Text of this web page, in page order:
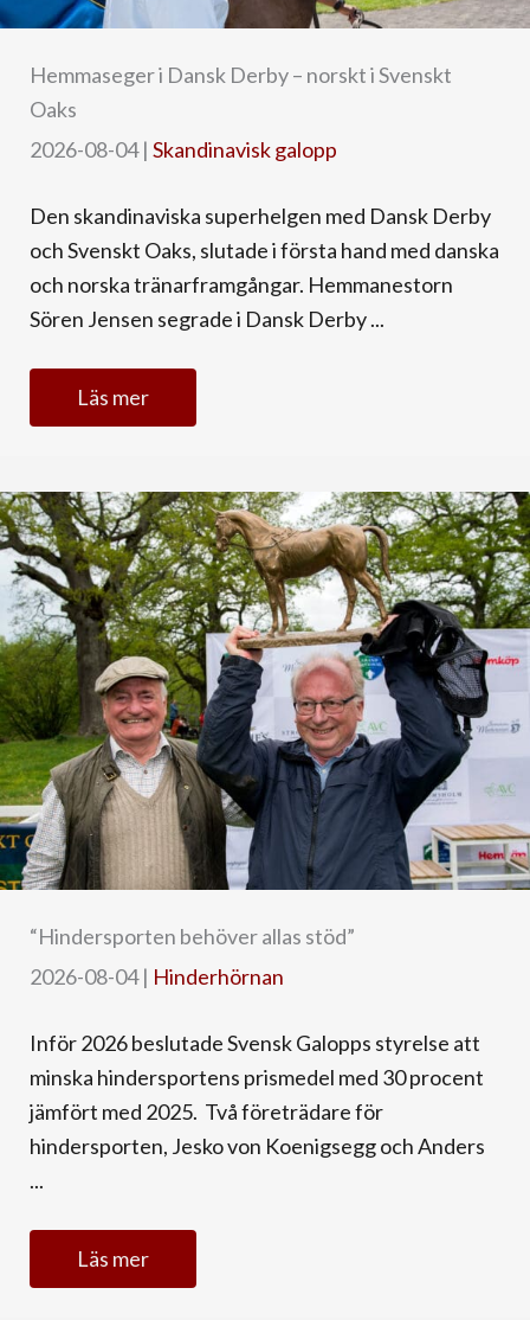
Hemmaseger i Dansk Derby – norskt i Svenskt
Oaks
2026-08-04| Skandinavisk galopp
Den skandinaviska superhelgen med Dansk Derby
och Svenskt Oaks, slutade i första hand med danska
och norska tränarframgångar. Hemmanestorn
Sören Jensen segrade i Dansk Derby ...
Läs mer
“Hindersporten behöver allas stöd”
2026-08-04| Hinderhörnan
Inför 2026 beslutade Svensk Galopps styrelse att
minska hindersportens prismedel med 30 procent
jämfört med 2025. Två företrädare för
hindersporten, Jesko von Koenigsegg och Anders
...
Läs mer